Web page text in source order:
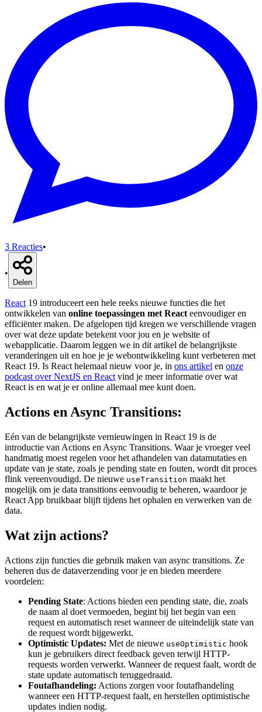
3 Reacties•
•
Delen
React 19 introduceert een hele reeks nieuwe functies die het
ontwikkelen van online toepassingen met React eenvoudiger en
efficiënter maken. De afgelopen tijd kregen we verschillende vragen
over wat deze update betekent voor jou en je website of
webapplicatie. Daarom leggen we in dit artikel de belangrijkste
veranderingen uit en hoe je je webontwikkeling kunt verbeteren met
React 19. Is React helemaal nieuw voor je, in ons artikel en onze
podcast over NextJS en React vind je meer informatie over wat
React is en wat je er online allemaal mee kunt doen.
Actions en Async Transitions:
Eén van de belangrijkste vernieuwingen in React 19 is de
introductie van Actions en Async Transitions. Waar je vroeger veel
handmatig moest regelen voor het afhandelen van datamutaties en
update van je state, zoals je pending state en fouten, wordt dit proces
flink vereenvoudigd. De nieuwe useTransition maakt het
mogelijk om je data transitions eenvoudig te beheren, waardoor je
React App bruikbaar blijft tijdens het ophalen en verwerken van de
data.
Wat zijn actions?
Actions zijn functies die gebruik maken van async transitions. Ze
beheren dus de dataverzending voor je en bieden meerdere
voordelen:
Pending State: Actions bieden een pending state, die, zoals
de naam al doet vermoeden, begint bij het begin van een
request en automatisch reset wanneer de uiteindelijk state van
de request wordt bijgewerkt.
Optimistic Updates: Met de nieuwe useOptimistic hook
kun je gebruikers direct feedback geven terwijl HTTP-
requests worden verwerkt. Wanneer de request faalt, wordt de
state update automatisch teruggedraaid.
Foutafhandeling: Actions zorgen voor foutafhandeling
wanneer een HTTP-request faalt, en herstellen optimistische
updates indien nodig.